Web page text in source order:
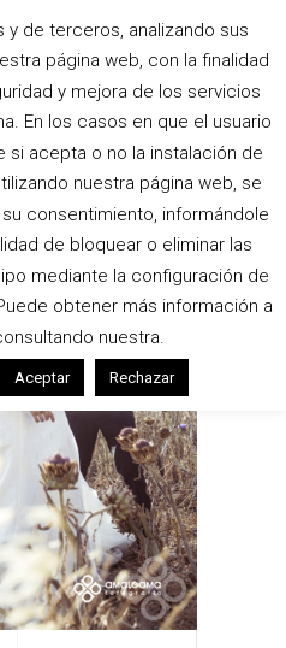
de terceros, analizando sus
página web, con la finalidad
y mejora de los servicios
En los casos en que el usuario
si acepta o no la instalación de
nuestra página web, se
consentimiento, informándole
de bloquear o eliminar las
mediante la configuración de
obtener más información a
nuestra.
Aceptar Rechazar